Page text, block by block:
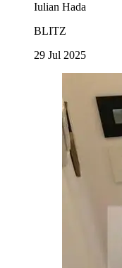
Iulian Hada
BLITZ
29 Jul 2025